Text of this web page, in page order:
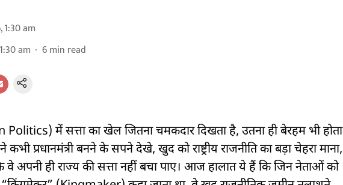
1:30 am
am 6min read
Politics) में सत्ता का खेल जितना चमकदार दिखता है, उतना ही बेरहम भी होता
प्रधानमंत्री बनने के सपने देखे, खुद को राष्ट्रीय राजनीति का बड़ा चेहरा माना,
अपनी ही राज्य की सत्ता नहीं बचा पाए। आज हालात ये हैं कि जिन नेताओं को